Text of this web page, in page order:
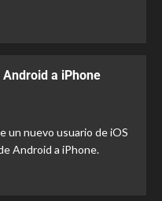
a iPhone
un nuevo usuario de iOS
Android a iPhone.